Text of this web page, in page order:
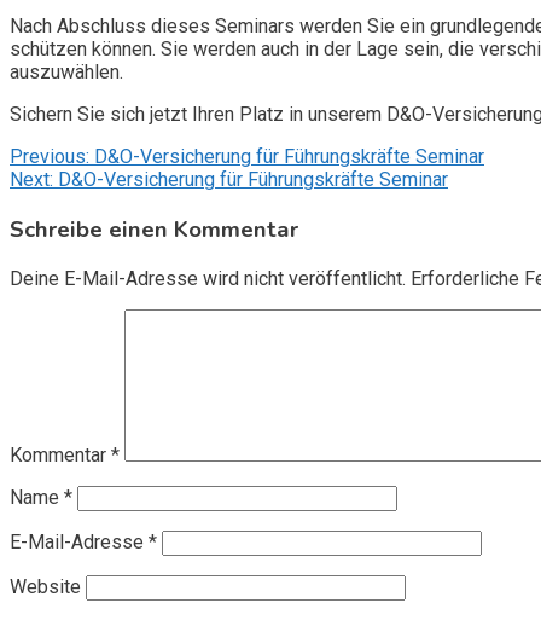
Nach Abschluss dieses Seminars werden Sie ein
schützen können. Sie werden auch in der Lage sein, die
auszuwählen.
Sichern Sie sich jetzt Ihren Platz in unserem D&O-
Beitragsnavigation
Previous: D&O-Versicherung für Führungskräfte Seminar
Next: D&O-Versicherung für Führungskräfte Seminar
Schreibe einen Kommentar
Deine E-Mail-Adresse wird nicht veröffentlicht. Erforderliche
Kommentar *
Name *
E-Mail-Adresse *
Website